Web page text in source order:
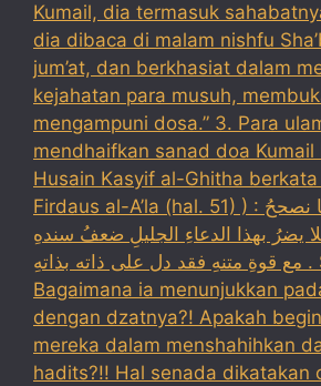
Kumail, dia termasuk
dia dibaca di malam nishfu
jum’at, dan berkhasiat dalam
kejahatan para musuh,
mengampuni dosa.” 3. Para
mendhaifkan sanad doa Kumail
Husain Kasyif al-Ghitha
Firdaus al-A’la (hal. 51) ) : إننا كثيراً ما نصححُ
فلا يضرُ بهذا الدعاءِ الجليلِ ضعفُ سندهِ
مع قوةِ متنهِ فقد دل على ذاته بذاتهِ . Subhanallah!!!
Bagaimana ia menunjukkan
dengan dzatnya?! Apakah
mereka dalam menshahihkan
hadits?!! Hal senada dikatakan